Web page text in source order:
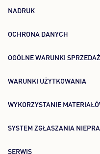
NADRUK
OCHRONA DANYCH
OGÓLNE WARUNKI
WARUNKI UŻYTKOWANIA
WYKORZYSTANIE
SYSTEM ZGŁASZANIA
SERWIS